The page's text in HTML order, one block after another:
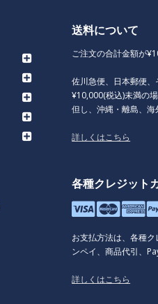
送料について
ご注文の合計金額が
佐川急便、日本郵便、
¥10,000(税込)未満の
但し、沖縄・離島、海
詳しくはこちら
各種クレジット
お支払方法は、各種
ンペイ、商品代引、
詳しくはこちら